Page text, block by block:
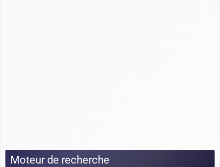
Moteur de recherche